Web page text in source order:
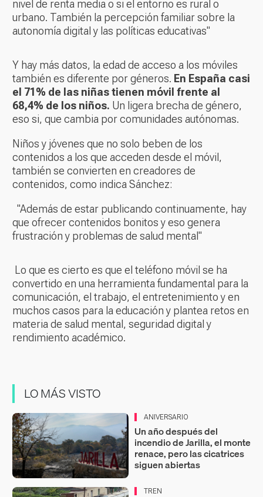
nivel de renta media o si el entorno es rural o
urbano. También la percepción familiar sobre la
autonomía digital y las políticas educativas"
Y hay más datos, la edad de acceso a los móviles
también es diferente por géneros. En España casi
el 71% de las niñas tienen móvil frente al
68,4% de los niños. Un ligera brecha de género,
eso si, que cambia por comunidades autónomas.
Niños y jóvenes que no solo beben de los
contenidos a los que acceden desde el móvil,
también se convierten en creadores de
contenidos, como indica Sánchez:
"Además de estar publicando continuamente, hay
que ofrecer contenidos bonitos y eso genera
frustración y problemas de salud mental"
Lo que es cierto es que el teléfono móvil se ha
convertido en una herramienta fundamental para la
comunicación, el trabajo, el entretenimiento y en
muchos casos para la educación y plantea retos en
materia de salud mental, seguridad digital y
rendimiento académico.
LO MÁS VISTO
ANIVERSARIO
Un año después del
incendio de Jarilla, el monte
renace, pero las cicatrices
siguen abiertas
TREN